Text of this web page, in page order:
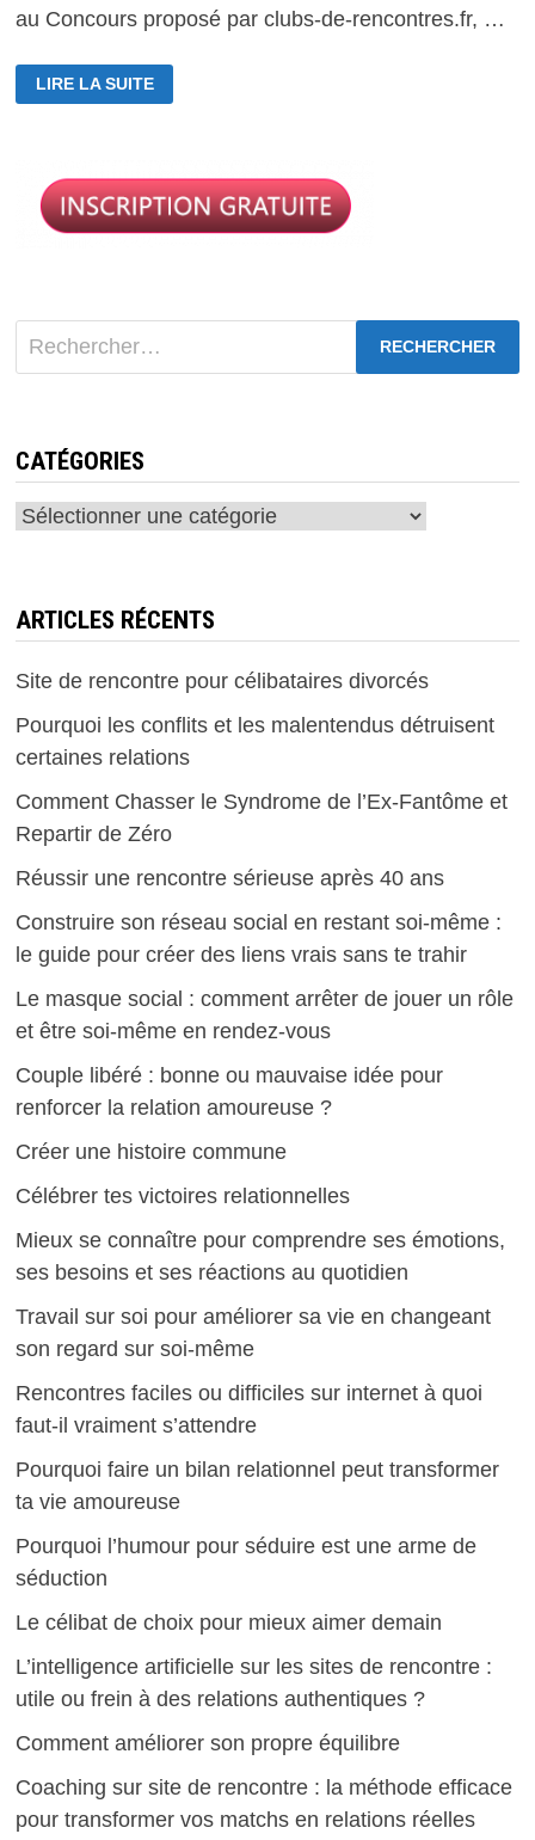
au Concours proposé par clubs-de-rencontres.fr, …
DEVENEZ
L’ÉGÉRIE
DE
RENCONTRES
CLUBS-
DE-
RENCONTRES.FR
LIRE LA SUITE
Rechercher :
CATÉGORIES
Catégories
ARTICLES RÉCENTS
Site de rencontre pour célibataires divorcés
Pourquoi les conflits et les malentendus détruisent
certaines relations
Comment Chasser le Syndrome de l’Ex-Fantôme et
Repartir de Zéro
Réussir une rencontre sérieuse après 40 ans
Construire son réseau social en restant soi-même :
le guide pour créer des liens vrais sans te trahir
Le masque social : comment arrêter de jouer un rôle
et être soi-même en rendez-vous
Couple libéré : bonne ou mauvaise idée pour
renforcer la relation amoureuse ?
Créer une histoire commune
Célébrer tes victoires relationnelles
Mieux se connaître pour comprendre ses émotions,
ses besoins et ses réactions au quotidien
Travail sur soi pour améliorer sa vie en changeant
son regard sur soi-même
Rencontres faciles ou difficiles sur internet à quoi
faut-il vraiment s’attendre
Pourquoi faire un bilan relationnel peut transformer
ta vie amoureuse
Pourquoi l’humour pour séduire est une arme de
séduction
Le célibat de choix pour mieux aimer demain
L’intelligence artificielle sur les sites de rencontre :
utile ou frein à des relations authentiques ?
Comment améliorer son propre équilibre
Coaching sur site de rencontre : la méthode efficace
pour transformer vos matchs en relations réelles